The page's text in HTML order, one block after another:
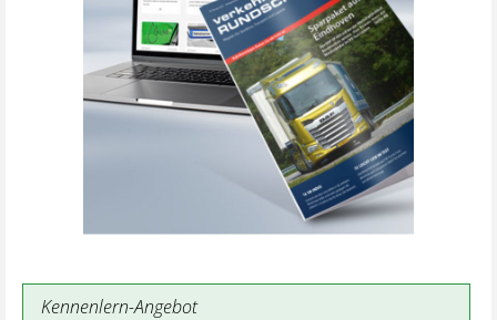
Kennenlern-Angebot